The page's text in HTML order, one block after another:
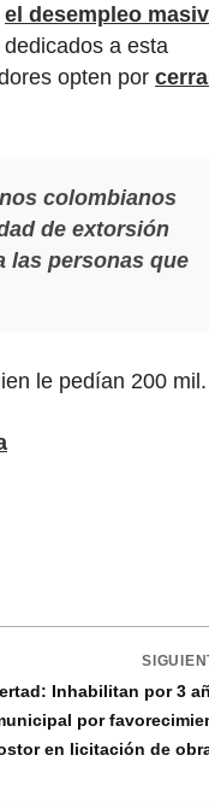
el desempleo
a esta
opten por
colombianos
de extorsión
las personas que
le pedían 200 mil.
Inhabilitan por 3
por
en licitación de